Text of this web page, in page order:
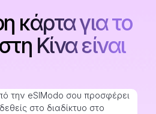
κάρτα για το
Κίνα είναι
την eSIModo σου προσφέρει
στο διαδίκτυο στο